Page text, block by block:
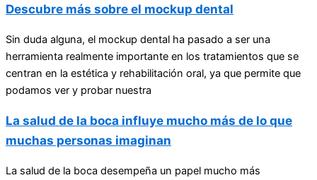
Descubre más sobre el mockup dental
Sin duda alguna, el mockup dental ha pasado a ser una
herramienta realmente importante en los tratamientos que se
centran en la estética y rehabilitación oral, ya que permite que
podamos ver y probar nuestra
La salud de la boca influye mucho más de lo que
muchas personas imaginan
La salud de la boca desempeña un papel mucho más